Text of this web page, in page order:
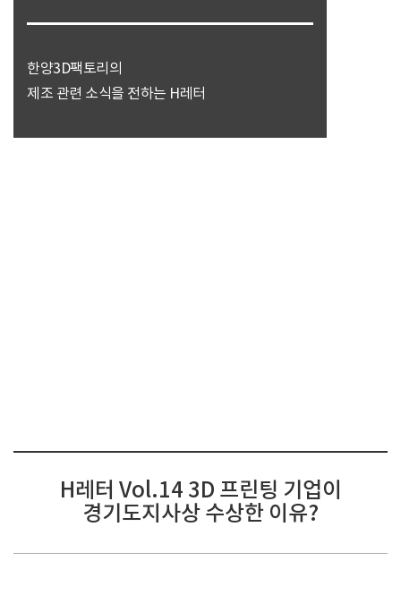
한양3D팩토리의
제조 관련 소식을 전하는 H레터
H레터 Vol.14 3D 프린팅 기업이
경기도지사상 수상한 이유?